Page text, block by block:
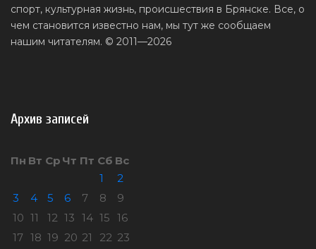
спорт, культурная жизнь, происшествия в Брянске. Все, о
чем становится известно нам, мы тут же сообщаем
нашим читателям. © 2011—2026
Архив записей
Пн Вт Ср Чт Пт Сб Вс
1
2
3
4 5 6 7 8
9
10 11 12 13 14 15 16
17 18 19 20 21 22 23